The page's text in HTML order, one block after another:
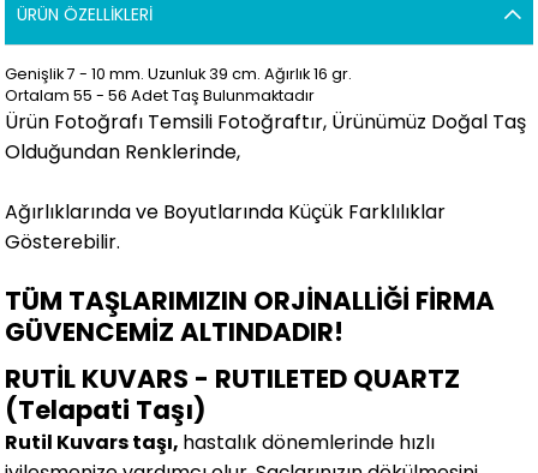
ÜRÜN ÖZELLIKLERI
Genişlik 7 - 10 mm. Uzunluk 39 cm. Ağırlık 16 gr.
Ortalam 55 - 56 Adet Taş Bulunmaktadır
Ürün Fotoğrafı Temsili Fotoğraftır, Ürünümüz Doğal Taş
Olduğundan Renklerinde,
Ağırlıklarında ve Boyutlarında Küçük Farklılıklar
Gösterebilir.
TÜM TAŞLARIMIZIN ORJİNALLİĞİ FİRMA
GÜVENCEMİZ ALTINDADIR!
RUTİL KUVARS - RUTILETED QUARTZ
(Telapati Taşı)
Rutil Kuvars taşı, hastalık dönemlerinde hızlı